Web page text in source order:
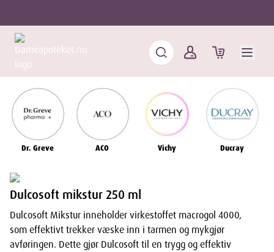
Dr. Greve ACO Vichy Ducray
Dulcosoft mikstur 250 ml
Dulcosoft Mikstur inneholder virkestoffet macrogol 4000,
som effektivt trekker væske inn i tarmen og mykgjør
avføringen. Dette gjør Dulcosoft til en trygg og effektiv